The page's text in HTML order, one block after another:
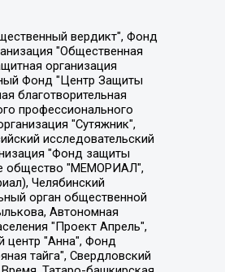
Шаинян Карен Багратович, Шульман Екатерина Михайловна, Асафьев Артур Валерьевич, Вахштайн Виктор Семенович, Венедиктов Алексей Алексеевич, Лушникова Екатерина Евгеньевна, Волков Леонид Михайлович, Невзоров Александр Глебович, Пархоменко Сергей Борисович, Сироткин Ярослав Николаевич, Кара-Мурза Владимир Владимирович, Баранова Наталья Владимировна, Гозман Леонид Яковлевич, Кагарлицкий Борис Юльевич, Климарев Михаил Валерьевич, Милов Владимир Станиславович, Автономная некоммерческая организация Краснодарский центр современного искусства "Типография", Моргенштерн Алишер Тагирович, Соболь Любовь Эдуардовна, Общество с ограниченной ответственностью "ЛИЗА НОРМ", Каспаров Гарри Кимович, Ходорковский Михаил Борисович, Общество с ограниченной ответственностью "Апрельские тезисы", Данилович Ирина Брониславовна, Кашин Олег Владимирович, Петров Николай Владимирович, Пивоваров Алексей Владимирович, Соколов Михаил Владимирович, Цветкова Юлия Владимировна, Чичваркин Евгений Александрович, Комитет против пыток/Команда против пыток, Общество с ограниченной ответственностью "Первый научный", Общество с ограниченной ответственностью "Вертолет и ко", Белоцерковская Вероника Борисовна, Кац Максим Евгеньевич, Лазарева Татьяна Юрьевна, Шаведдинов Руслан Табризович, Яшин Илья Валерьевич, Общество с ограниченной ответственностью "Иноагент ААВ", Алешковский Дмитрий Петрович, Альбац Евгения Марковна, Быков Дмитрий Львович, Галямина Юлия Евгеньевна, Лойко Сергей Леонидович, Мартынов Кирилл Константинович, Медведев Сергей Александрович, Крашенинников Федор Геннадиевич, Гордеева Катерина Вл